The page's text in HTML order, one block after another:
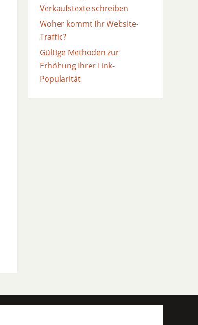
Verkaufstexte schreiben
Woher kommt Ihr Website-
Traffic?
Gültige Methoden zur
Erhöhung Ihrer Link-
Popularität